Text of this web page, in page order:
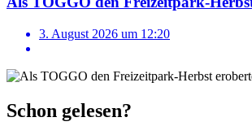
3. August 2026 um 12:20
Schon gelesen?